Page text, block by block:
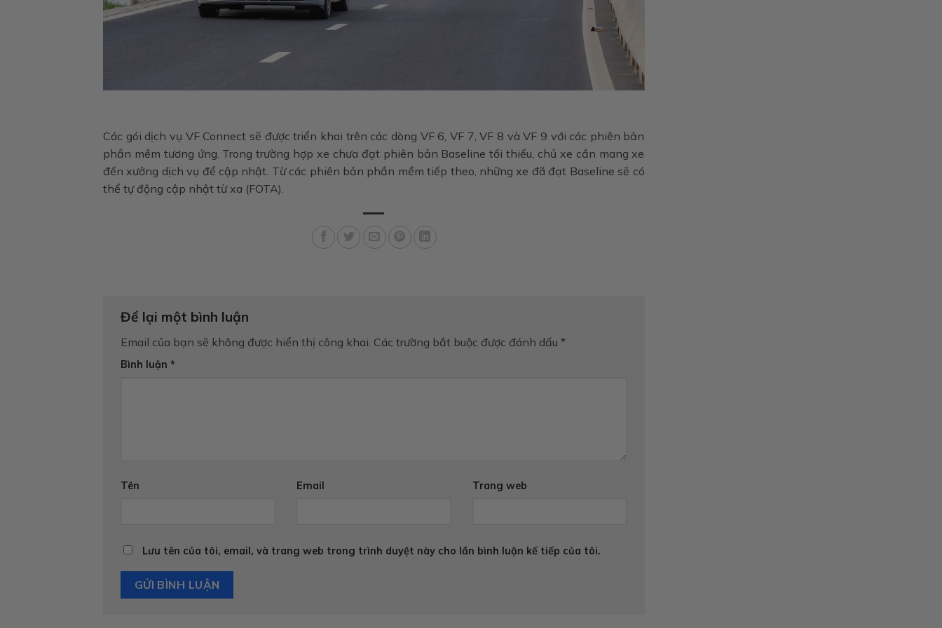
Các gói dịch vụ VF Connect sẽ được triển khai trên các dòng VF 6, VF 7, VF 8 và VF 9 với các phiên bản
phần mềm tương ứng. Trong trường hợp xe chưa đạt phiên bản Baseline tối thiểu, chủ xe cần mang xe
đến xưởng dịch vụ để cập nhật. Từ các phiên bản phần mềm tiếp theo, những xe đã đạt Baseline sẽ có
thể tự động cập nhật từ xa (FOTA).
Để lại một bình luận
Email của bạn sẽ không được hiển thị công khai. Các trường bắt buộc được đánh dấu *
Bình luận *
Tên Email Trang web
Lưu tên của tôi, email, và trang web trong trình duyệt này cho lần bình luận kế tiếp của tôi.